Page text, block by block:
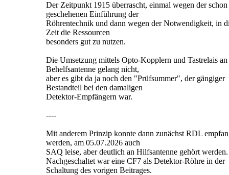
Der Zeitpunkt 1915 überrascht, einmal wegen der schon
geschehenen Einführung der
Röhrentechnik und dann wegen der Notwendigkeit, in
Zeit die Ressourcen
besonders gut zu nutzen.
Die Umsetzung mittels Opto-Kopplern und Tastrelais an
Behelfsantenne gelang nicht,
aber es gibt da ja noch den "Prüfsummer", der gängiger
Bestandteil bei den damaligen
Detektor-Empfängern war.
----
Mit anderem Prinzip konnte dann zunächst RDL
werden, am 05.07.2026 auch
SAQ leise, aber deutlich an Hilfsantenne gehört werden.
Nachgeschaltet war eine CF7 als Detektor-Röhre in der
Schaltung des vorigen Beitrages.